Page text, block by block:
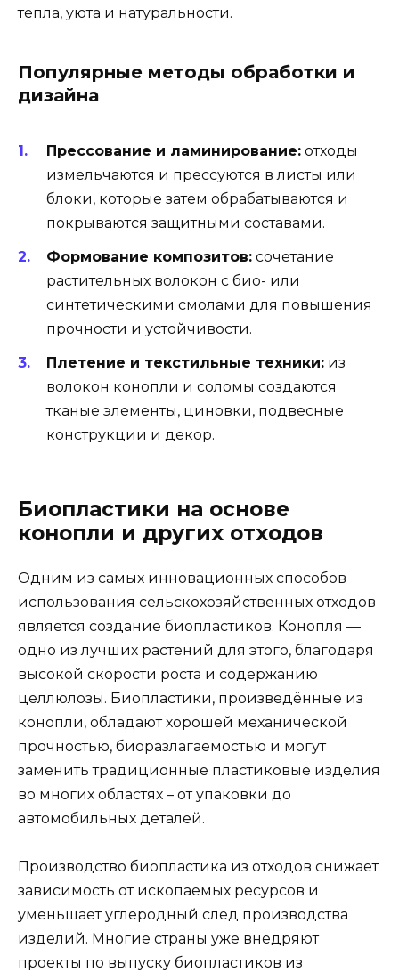
тепла, уюта и натуральности.
Популярные методы обработки и
дизайна
Прессование и ламинирование: отходы
измельчаются и прессуются в листы или
блоки, которые затем обрабатываются и
покрываются защитными составами.
Формование композитов: сочетание
растительных волокон с био- или
синтетическими смолами для повышения
прочности и устойчивости.
Плетение и текстильные техники: из
волокон конопли и соломы создаются
тканые элементы, циновки, подвесные
конструкции и декор.
Биопластики на основе
конопли и других отходов
Одним из самых инновационных способов
использования сельскохозяйственных отходов
является создание биопластиков. Конопля —
одно из лучших растений для этого, благодаря
высокой скорости роста и содержанию
целлюлозы. Биопластики, произведённые из
конопли, обладают хорошей механической
прочностью, биоразлагаемостью и могут
заменить традиционные пластиковые изделия
во многих областях – от упаковки до
автомобильных деталей.
Производство биопластика из отходов снижает
зависимость от ископаемых ресурсов и
уменьшает углеродный след производства
изделий. Многие страны уже внедряют
проекты по выпуску биопластиков из